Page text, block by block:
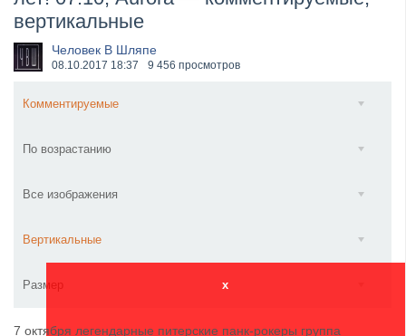
​Anthrax выпустили новый сингл и клип «Everybod...
вертикальные
Человек В Шляпе
08.10.2017 18:37 9 456 просмотров
Комментируемые
По возрастанию
Все изображения
Вертикальные
Размер x
7 октября легендарные питерские панк-рокеры группа